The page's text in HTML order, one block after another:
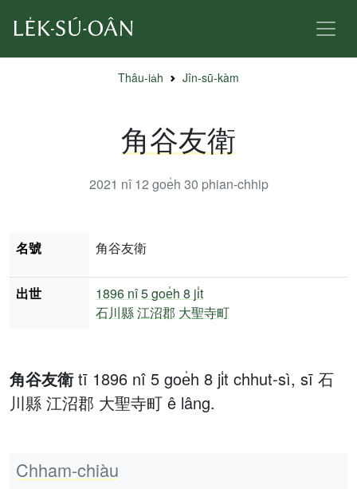
Thâu-ia̍h Jîn-sū-kàm
角谷友衛
2021 nî 12 goe̍h 30 phian-chhip
角谷友衛tī 1896 nî 5 goe̍h 8 ji̍t chhut-sì, sī 石
川縣 江沼郡 大聖寺町 ê lâng.
Chham-chiàu
名號 角谷友衛
出世 1896 nî5 goe̍h 8 ji̍t
石川縣江沼郡 大聖寺町